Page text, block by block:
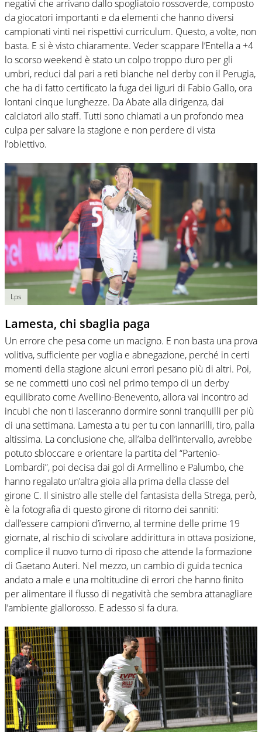
negativi che arrivano dallo spogliatoio rossoverde, composto
da giocatori importanti e da elementi che hanno diversi
campionati vinti nei rispettivi curriculum. Questo, a volte, non
basta. E si è visto chiaramente. Veder scappare l’Entella a +4
lo scorso weekend è stato un colpo troppo duro per gli
umbri, reduci dal pari a reti bianche nel derby con il Perugia,
che ha di fatto certificato la fuga dei liguri di Fabio Gallo, ora
lontani cinque lunghezze. Da Abate alla dirigenza, dai
calciatori allo staff. Tutti sono chiamati a un profondo mea
culpa per salvare la stagione e non perdere di vista
l’obiettivo.
Lps
Lamesta, chi sbaglia paga
Un errore che pesa come un macigno. E non basta una prova
volitiva, sufficiente per voglia e abnegazione, perché in certi
momenti della stagione alcuni errori pesano più di altri. Poi,
se ne commetti uno così nel primo tempo di un derby
equilibrato come Avellino-Benevento, allora vai incontro ad
incubi che non ti lasceranno dormire sonni tranquilli per più
di una settimana. Lamesta a tu per tu con Iannarilli, tiro, palla
altissima. La conclusione che, all’alba dell’intervallo, avrebbe
potuto sbloccare e orientare la partita del “Partenio-
Lombardi”, poi decisa dai gol di Armellino e Palumbo, che
hanno regalato un’altra gioia alla prima della classe del
girone C. Il sinistro alle stelle del fantasista della Strega, però,
è la fotografia di questo girone di ritorno dei sanniti:
dall’essere campioni d’inverno, al termine delle prime 19
giornate, al rischio di scivolare addirittura in ottava posizione,
complice il nuovo turno di riposo che attende la formazione
di Gaetano Auteri. Nel mezzo, un cambio di guida tecnica
andato a male e una moltitudine di errori che hanno finito
per alimentare il flusso di negatività che sembra attanagliare
l’ambiente giallorosso. E adesso si fa dura.